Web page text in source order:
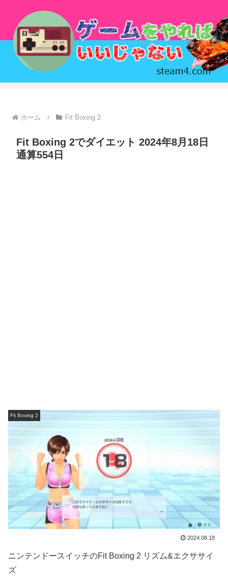
ホーム Fit Boxing 2
Fit Boxing 2でダイエット 2024年8月18日
通算554日
Fit Boxing 2
2024.08.18
ニンテンドースイッチのFit Boxing 2 リズム&エクササイ
ズ